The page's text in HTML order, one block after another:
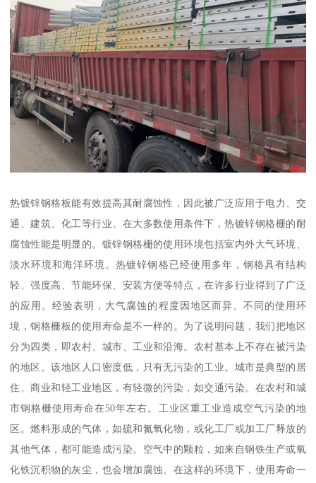
热镀锌钢格板能有效提高其耐腐蚀性，因此被广泛应用于电力、交
通、建筑、化工等行业。在大多数使用条件下，热镀锌钢格栅的耐
腐蚀性能是明显的。镀锌钢格栅的使用环境包括室内外大气环境、
淡水环境和海洋环境。热镀锌钢格已经使用多年，钢格具有结构
轻、强度高、节能环保、安装方便等特点，在许多行业得到了广泛
的应用。经验表明，大气腐蚀的程度因地区而异。不同的使用环
境，钢格栅板的使用寿命是不一样的。为了说明问题，我们把地区
分为四类，即农村、城市、工业和沿海。农村基本上不存在被污染
的地区。该地区人口密度低，只有无污染的工业。城市是典型的居
住、商业和轻工业地区，有轻微的污染，如交通污染。在农村和城
市钢格栅使用寿命在50年左右。工业区重工业造成空气污染的地
区。燃料形成的气体，如硫和氮氧化物，或化工厂或加工厂释放的
其他气体，都可能造成污染。空气中的颗粒，如来自钢铁生产或氧
化铁沉积物的灰尘，也会增加腐蚀。在这样的环境下，使用寿命一